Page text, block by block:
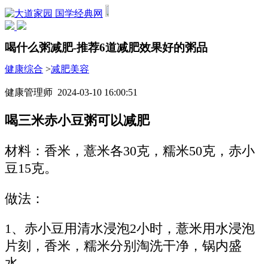
国学经典网
喝什么粥减肥-推荐6道减肥效果好的粥品
健康综合 >减肥美容
健康管理师 2024-03-10 16:00:51
喝三米赤小豆粥可以减肥
材料：香米，薏米各30克，糯米50克，赤小
豆15克。
做法：
1、赤小豆用清水浸泡2小时，薏米用水浸泡
片刻，香米，糯米分别淘洗干净，锅内盛